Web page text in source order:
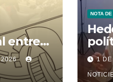
entre
2026
NOTA
1 DE